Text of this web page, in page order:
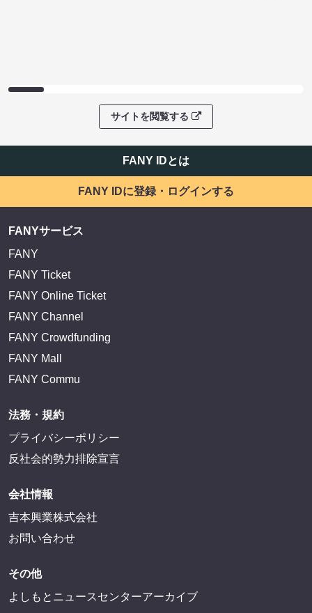
サイトを閲覧する
FANY IDとは
FANY IDに登録・ログインする
FANYサービス
FANY
FANY Ticket
FANY Online Ticket
FANY Channel
FANY Crowdfunding
FANY Mall
FANY Commu
法務・規約
プライバシーポリシー
反社会的勢力排除宣言
会社情報
吉本興業株式会社
お問い合わせ
その他
よしもとニュースセンターアーカイブ